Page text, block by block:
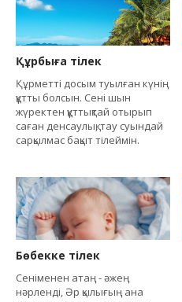
Құрбыға тілек
Құрметті досым туылған күнің
құтты болсын. Сені шын
жүректен құттықтай отырып
саған денсаулық, тау суындай
сарқылмас бақыт тілеймін.
Бөбекке тілек
Сеніменен атаң - әжең
нәрленді, Әр қылығың ана